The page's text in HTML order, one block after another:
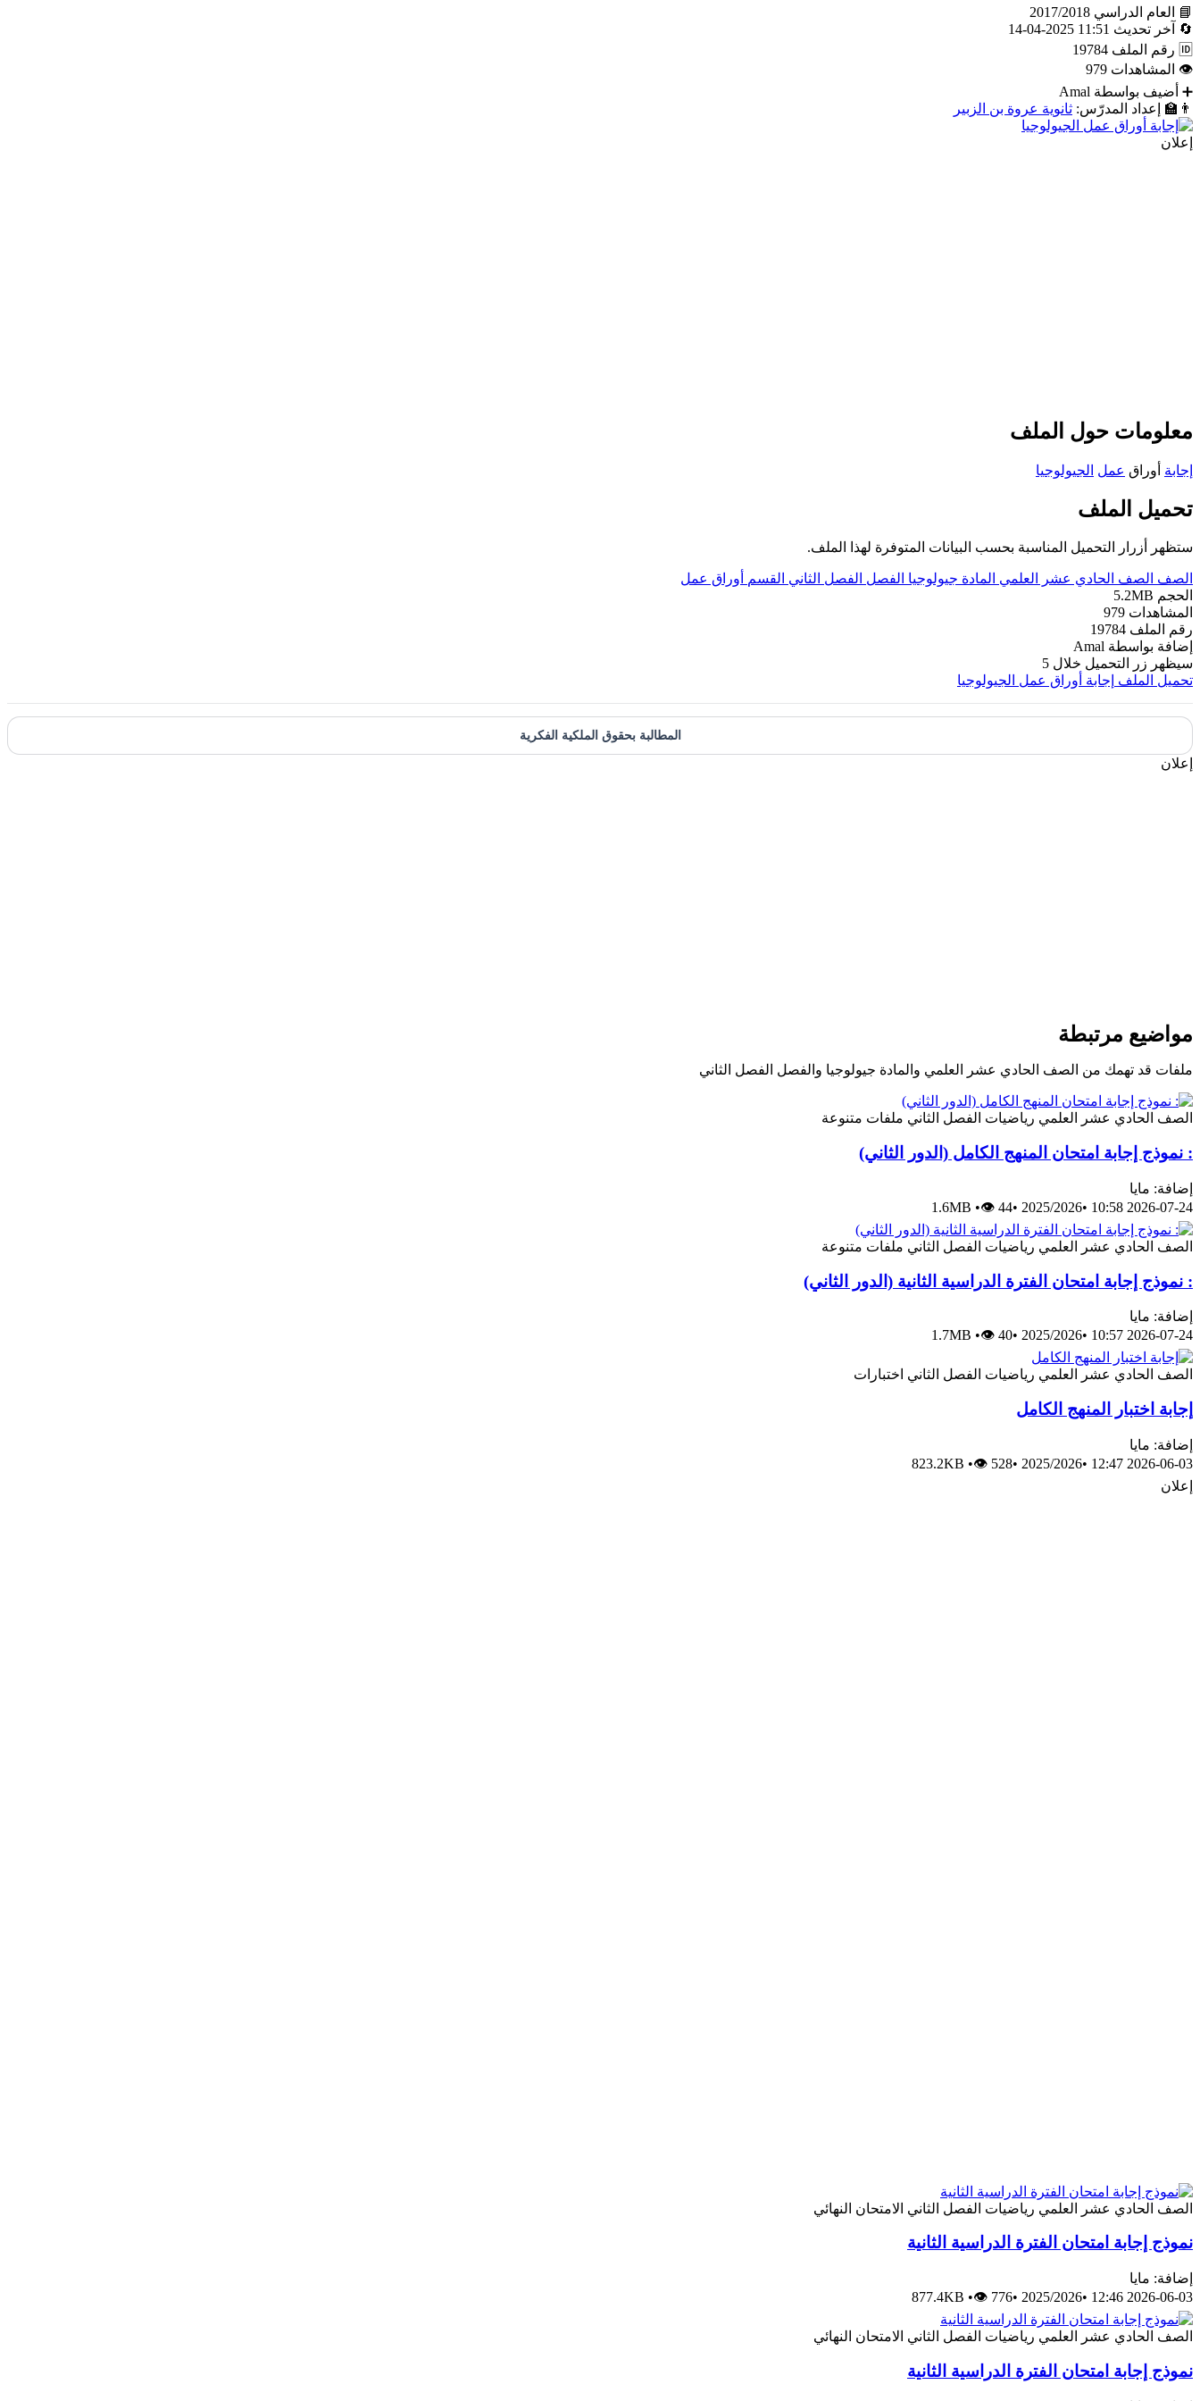
📘 العام الدراسي 2017/2018
🔄
آخر تحديث 11:51 2025-04-14
🆔 رقم الملف 19784
👁 المشاهدات 979
➕ أضيف بواسطة Amal
👨‍🏫
إعداد المدرّس: ثانوية عروة بن الزبير
إعلان
معلومات حول الملف
إجابة أوراق عمل الجيولوجيا
تحميل الملف
ستظهر أزرار التحميل المناسبة بحسب البيانات المتوفرة لهذا الملف.
الصف الصف الحادي عشر العلمي المادة جيولوجيا الفصل الفصل الثاني القسم أوراق عمل
الحجم 5.2MB
المشاهدات 979
رقم الملف 19784
إضافة بواسطة Amal
سيظهر زر التحميل خلال 5
تحميل الملف إجابة أوراق عمل الجيولوجيا
المطالبة بحقوق الملكية الفكرية
إعلان
مواضيع مرتبطة
ملفات قد تهمك من الصف الحادي عشر العلمي والمادة جيولوجيا والفصل الفصل الثاني
الصف الحادي عشر العلمي رياضيات الفصل الثاني ملفات متنوعة
: نموذج إجابة امتحان المنهج الكامل (الدور الثاني)
إضافة: مايا
2026-07-24 10:58
•
2025/2026
•
1.6MB •👁 44
الصف الحادي عشر العلمي رياضيات الفصل الثاني ملفات متنوعة
: نموذج إجابة امتحان الفترة الدراسية الثانية (الدور الثاني)
إضافة: مايا
2026-07-24 10:57
•
2025/2026
•
1.7MB •👁 40
الصف الحادي عشر العلمي رياضيات الفصل الثاني اختبارات
إجابة اختبار المنهج الكامل
إضافة: مايا
2026-06-03 12:47
•
2025/2026
•
823.2KB •👁 528
إعلان
الصف الحادي عشر العلمي رياضيات الفصل الثاني الامتحان النهائي
نموذج إجابة امتحان الفترة الدراسية الثانية
إضافة: مايا
2026-06-03 12:46
•
2025/2026
•
877.4KB •👁 776
الصف الحادي عشر العلمي رياضيات الفصل الثاني الامتحان النهائي
نموذج إجابة امتحان الفترة الدراسية الثانية